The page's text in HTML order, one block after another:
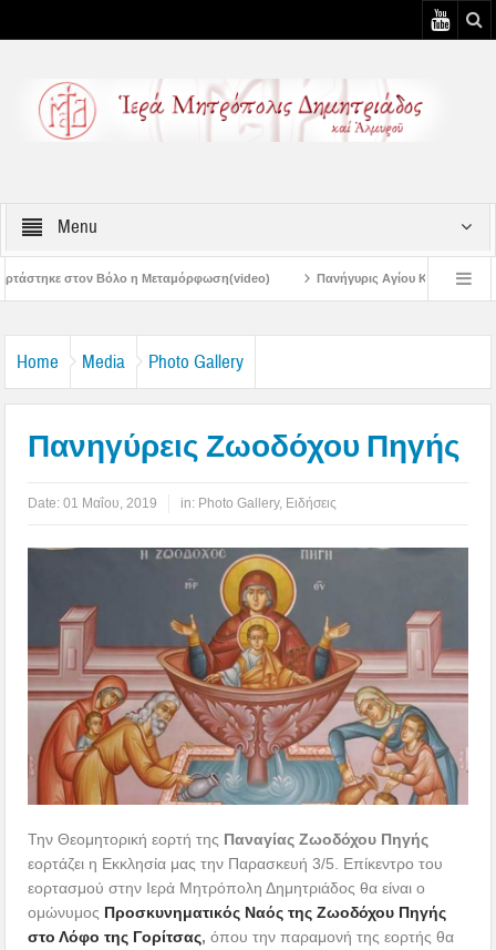
Menu
Μεταμόρφωση(video) Πανήγυρις Αγίου Καλλινίκου Μητροπολίτου Εδέσσης
Home Media Photo Gallery
Πανηγύρεις Ζωοδόχου Πηγής
Date:01 Μαΐου, 2019 in: Photo Gallery, Ειδήσεις
Την Θεομητορική εορτή της Παναγίας Ζωοδόχου Πηγής
εορτάζει η Εκκλησία μας την Παρασκευή 3/5. Επίκεντρο του
εορτασμού στην Ιερά Μητρόπολη Δημητριάδος θα είναι ο
ομώνυμος Προσκυνηματικός Ναός της Ζωοδόχου Πηγής
στο Λόφο της Γορίτσας, όπου την παραμονή της εορτής θα